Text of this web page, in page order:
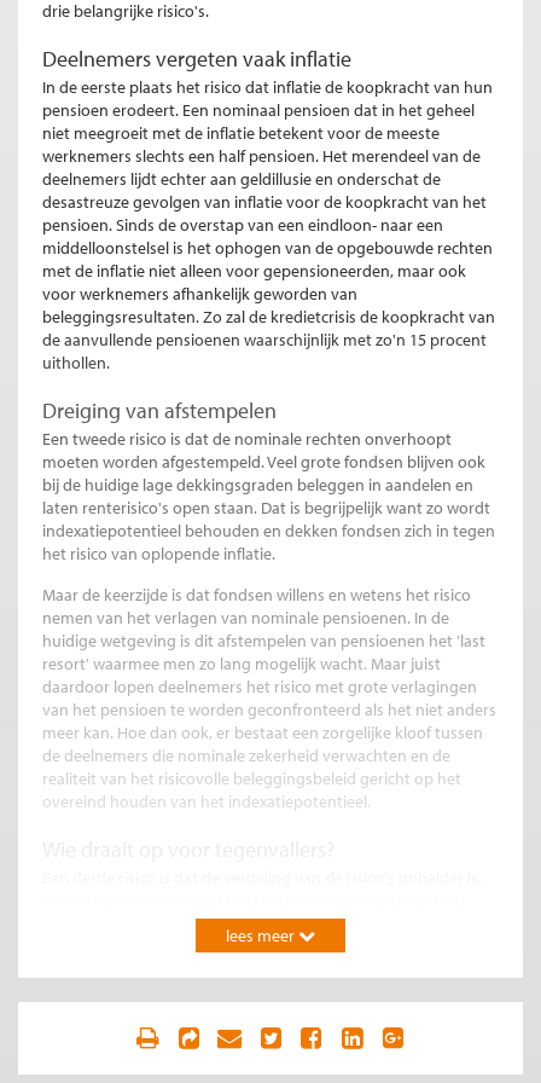
drie belangrijke risico's.
Deelnemers vergeten vaak inflatie
In de eerste plaats het risico dat inflatie de koopkracht van hun
pensioen erodeert. Een nominaal pensioen dat in het geheel
niet meegroeit met de inflatie betekent voor de meeste
werknemers slechts een half pensioen. Het merendeel van de
deelnemers lijdt echter aan geldillusie en onderschat de
desastreuze gevolgen van inflatie voor de koopkracht van het
pensioen. Sinds de overstap van een eindloon- naar een
middelloonstelsel is het ophogen van de opgebouwde rechten
met de inflatie niet alleen voor gepensioneerden, maar ook
voor werknemers afhankelijk geworden van
beleggingsresultaten. Zo zal de kredietcrisis de koopkracht van
de aanvullende pensioenen waarschijnlijk met zo'n 15 procent
uithollen.
Dreiging van afstempelen
Een tweede risico is dat de nominale rechten onverhoopt
moeten worden afgestempeld. Veel grote fondsen blijven ook
bij de huidige lage dekkingsgraden beleggen in aandelen en
laten renterisico's open staan. Dat is begrijpelijk want zo wordt
indexatiepotentieel behouden en dekken fondsen zich in tegen
het risico van oplopende inflatie.
Maar de keerzijde is dat fondsen willens en wetens het risico
nemen van het verlagen van nominale pensioenen. In de
huidige wetgeving is dit afstempelen van pensioenen het 'last
resort' waarmee men zo lang mogelijk wacht. Maar juist
daardoor lopen deelnemers het risico met grote verlagingen
van het pensioen te worden geconfronteerd als het niet anders
meer kan. Hoe dan ook, er bestaat een zorgelijke kloof tussen
de deelnemers die nominale zekerheid verwachten en de
realiteit van het risicovolle beleggingsbeleid gericht op het
overeind houden van het indexatiepotentieel.
niet alleen de rendementen zijn onzeker, maar ook de wijze
waarop deze in de toekomst worden verdeeld. Zo is het
lees meer